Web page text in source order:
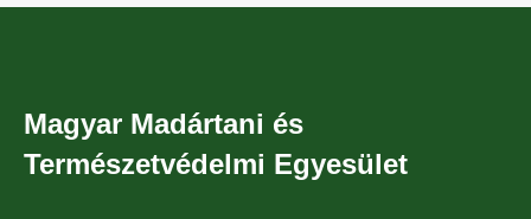
Magyar Madártani és
Természetvédelmi Egyesület